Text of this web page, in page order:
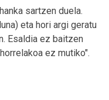
sartzen duela.
eta hori argi geratu
Esaldia ez baitzen
ez mutiko".